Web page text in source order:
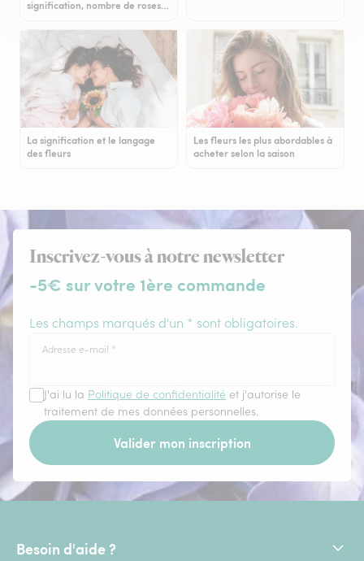
signification, nombre de roses…
La signification et le langage
des fleurs
Les fleurs les plus abordables à
acheter selon la saison
Inscrivez-vous à notre newsletter
-5€ sur votre 1ère commande
Les champs marqués d'un * sont obligatoires.
Adresse e-mail *
J'ai lu la Politique de confidentialité et j'autorise le
traitement de mes données personnelles.
Valider mon inscription
Besoin d'aide ?